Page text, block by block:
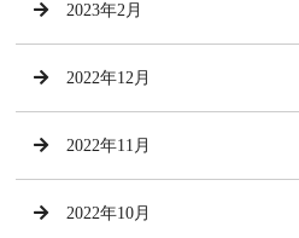
2023年2月
2022年12月
2022年11月
2022年10月